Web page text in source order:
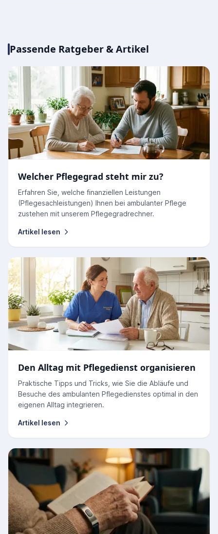
Passende Ratgeber & Artikel
Welcher Pflegegrad steht mir zu?
Erfahren Sie, welche finanziellen Leistungen
(Pflegesachleistungen) Ihnen bei ambulanter Pflege
zustehen mit unserem Pflegegradrechner.
Artikel lesen
Den Alltag mit Pflegedienst organisieren
Praktische Tipps und Tricks, wie Sie die Abläufe und
Besuche des ambulanten Pflegedienstes optimal in den
eigenen Alltag integrieren.
Artikel lesen